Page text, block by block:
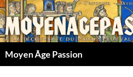
Aller
au
contenu
Moyen Âge Passion